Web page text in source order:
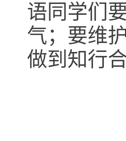
语同学们
气；要维
做到知行合